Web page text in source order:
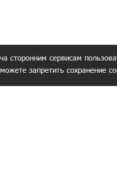
сторонним сервисам
запретить сохранение